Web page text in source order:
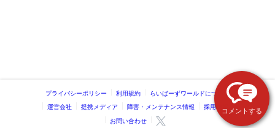
コメントする
プライバシーポリシー 利用規約 らいばーずワールドについて
運営会社 提携メディア 障害・メンテナンス情報 採用情報
お問い合わせ